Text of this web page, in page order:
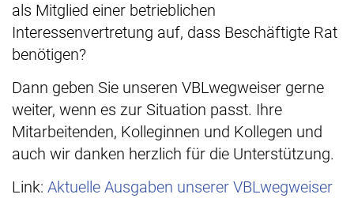
als Mitglied einer betrieblichen
Interessenvertretung auf, dass Beschäftigte Rat
benötigen?
Dann geben Sie unseren VBLwegweiser gerne
weiter, wenn es zur Situation passt. Ihre
Mitarbeitenden, Kolleginnen und Kollegen und
auch wir danken herzlich für die Unterstützung.
Link: Aktuelle Ausgaben unserer VBLwegweiser